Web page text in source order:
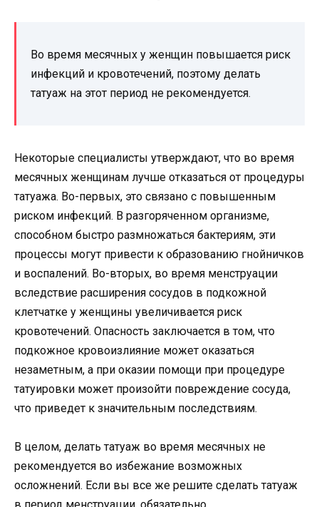
Во время месячных у женщин повышается риск
инфекций и кровотечений, поэтому делать
татуаж на этот период не рекомендуется.
Некоторые специалисты утверждают, что во время
месячных женщинам лучше отказаться от процедуры
татуажа. Во-первых, это связано с повышенным
риском инфекций. В разгоряченном организме,
способном быстро размножаться бактериям, эти
процессы могут привести к образованию гнойничков
и воспалений. Во-вторых, во время менструации
вследствие расширения сосудов в подкожной
клетчатке у женщины увеличивается риск
кровотечений. Опасность заключается в том, что
подкожное кровоизлияние может оказаться
незаметным, а при оказии помощи при процедуре
татуировки может произойти повреждение сосуда,
что приведет к значительным последствиям.
В целом, делать татуаж во время месячных не
рекомендуется во избежание возможных
осложнений. Если вы все же решите сделать татуаж
в период менструации, обязательно